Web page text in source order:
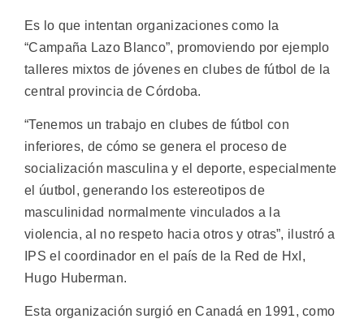
Es lo que intentan organizaciones como la
“Campaña Lazo Blanco”, promoviendo por ejemplo
talleres mixtos de jóvenes en clubes de fútbol de la
central provincia de Córdoba.
“Tenemos un trabajo en clubes de fútbol con
inferiores, de cómo se genera el proceso de
socialización masculina y el deporte, especialmente
el úutbol, generando los estereotipos de
masculinidad normalmente vinculados a la
violencia, al no respeto hacia otros y otras”, ilustró a
IPS el coordinador en el país de la Red de HxI,
Hugo Huberman.
Esta organización surgió en Canadá en 1991, como